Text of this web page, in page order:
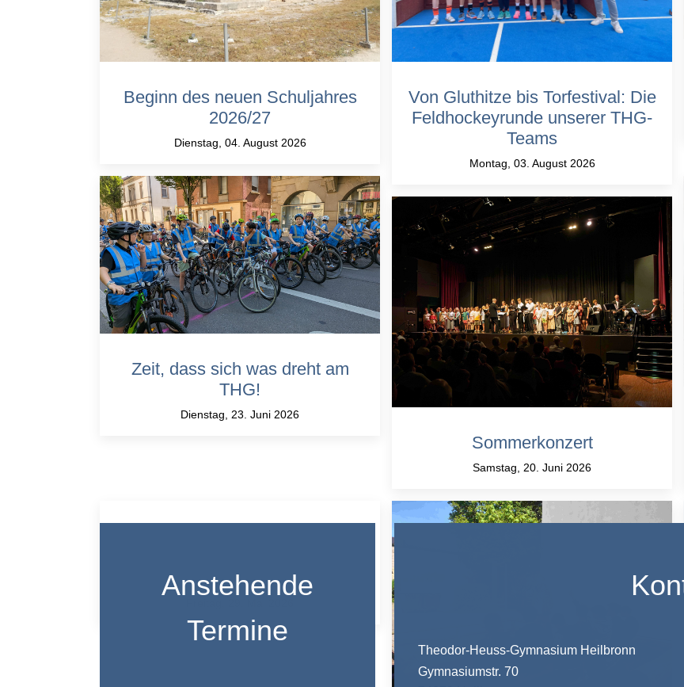
Beginn des neuen Schuljahres
2026/27
Dienstag, 04. August 2026
Von Gluthitze bis Torfestival: Die
Feldhockeyrunde unserer THG-
Teams
Montag, 03. August 2026
Zeit, dass sich was dreht am
THG!
Dienstag, 23. Juni 2026
Sommerkonzert
Samstag, 20. Juni 2026
Heuss-Gymnasium Heilbronn
Anstehende
Termine
Theodor-Heuss-Gymnasium Heilbronn
Gymnasiumstr. 70